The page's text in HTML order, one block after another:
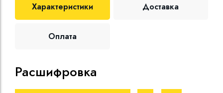
Характеристики Доставка
Оплата
Расшифровка